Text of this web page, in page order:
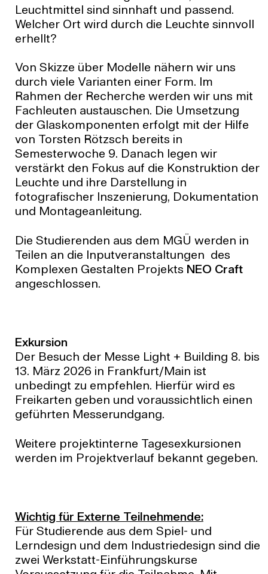
Leuchtmittel sind sinnhaft und passend.
Welcher Ort wird durch die Leuchte sinnvoll
erhellt?
Von Skizze über Modelle nähern wir uns
durch viele Varianten einer Form. Im
Rahmen der Recherche werden wir uns mit
Fachleuten austauschen. Die Umsetzung
der Glaskomponenten erfolgt mit der Hilfe
von Torsten Rötzsch bereits in
Semesterwoche 9. Danach legen wir
verstärkt den Fokus auf die Konstruktion der
Leuchte und ihre Darstellung in
fotografischer Inszenierung, Dokumentation
und Montageanleitung.
Die Studierenden aus dem MGÜ werden in
Teilen an die Inputveranstaltungen des
Komplexen Gestalten Projekts NEO Craft
angeschlossen.
Exkursion
Der Besuch der Messe Light + Building 8. bis
13. März 2026‎ in Frankfurt/Main ist
unbedingt zu empfehlen. Hierfür wird es
Freikarten geben und voraussichtlich einen
geführten Messerundgang.
Weitere projektinterne Tagesexkursionen
werden im Projektverlauf bekannt gegeben.
Wichtig für Externe Teilnehmende:
Für Studierende aus dem Spiel- und
Lerndesign und dem Industriedesign sind die
zwei Werkstatt-Einführungskurse